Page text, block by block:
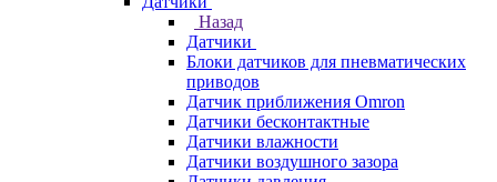
Назад
Датчики
Блоки датчиков для пневматических
приводов
Датчик приближения Omron
Датчики бесконтактные
Датчики влажности
Датчики воздушного зазора